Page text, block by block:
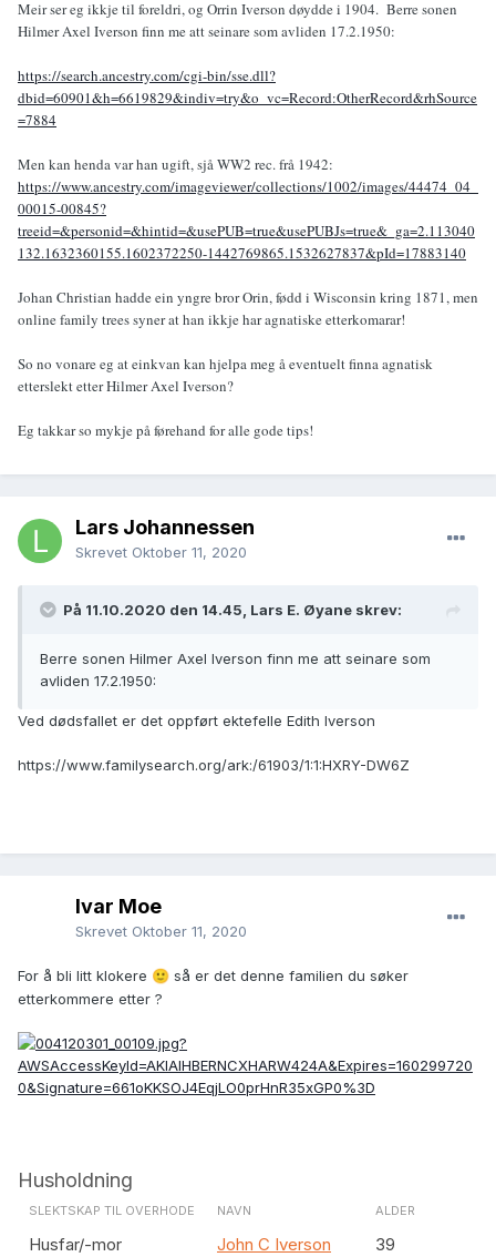
Meir ser eg ikkje til foreldri, og Orrin Iverson døydde i 1904. Berre sonen
Hilmer Axel Iverson finn me att seinare som avliden 17.2.1950:
https://search.ancestry.com/cgi-bin/sse.dll?
dbid=60901&h=6619829&indiv=try&o_vc=Record:OtherRecord&rhSource
=7884
Men kan henda var han ugift, sjå WW2 rec. frå 1942:
https://www.ancestry.com/imageviewer/collections/1002/images/44474_04_
00015-00845?
treeid=&personid=&hintid=&usePUB=true&usePUBJs=true&_ga=2.113040
132.1632360155.1602372250-1442769865.1532627837&pId=17883140
Johan Christian hadde ein yngre bror Orin, fødd i Wisconsin kring 1871, men
online family trees syner at han ikkje har agnatiske etterkomarar!
So no vonare eg at einkvan kan hjelpa meg å eventuelt finna agnatisk
etterslekt etter Hilmer Axel Iverson?
Eg takkar so mykje på førehand for alle gode tips!
Lars Johannessen
Skrevet Oktober 11, 2020
På 11.10.2020 den 14.45, Lars E. Øyane skrev:
Berre sonen Hilmer Axel Iverson finn me att seinare som
avliden 17.2.1950:
Ved dødsfallet er det oppført ektefelle Edith Iverson
https://www.familysearch.org/ark:/61903/1:1:HXRY-DW6Z
Ivar Moe
Skrevet Oktober 11, 2020
For å bli litt klokere 🙂 så er det denne familien du søker
etterkommere etter ?
Husholdning
SLEKTSKAP TIL OVERHODE NAVN ALDER
Husfar/-mor John C Iverson
39